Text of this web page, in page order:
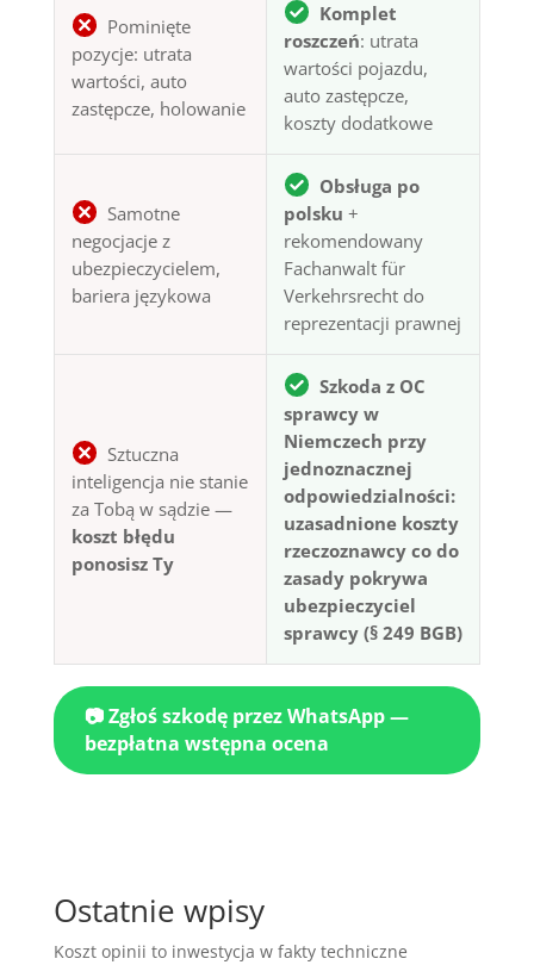
Pominięte
pozycje: utrata
wartości, auto
zastępcze, holowanie
Komplet
roszczeń: utrata
wartości pojazdu,
auto zastępcze,
koszty dodatkowe
Samotne
negocjacje z
ubezpieczycielem,
bariera językowa
Obsługa po
polsku +
rekomendowany
Fachanwalt für
Verkehrsrecht do
reprezentacji prawnej
Sztuczna
inteligencja nie stanie
za Tobą w sądzie —
koszt błędu
ponosisz Ty
Szkoda z OC
sprawcy w
Niemczech przy
jednoznacznej
odpowiedzialności:
uzasadnione koszty
rzeczoznawcy co do
zasady pokrywa
ubezpieczyciel
sprawcy (§ 249 BGB)
📷 Zgłoś szkodę przez WhatsApp —
bezpłatna wstępna ocena
Ostatnie wpisy
Koszt opinii to inwestycja w fakty techniczne